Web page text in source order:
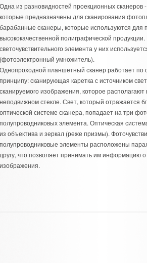
из разновидностей проекционных сканеров
предназначены для сканирования
сканеры, которые используются для
полиграфической
элемента у них
умножитель).
планшетный сканер работает по
сканирующая каретка с источником
изображения, которое
стекле. Свет, который отражается
системе сканера, попадает на три
элемента. Оптическая
объектива и зеркал (реже призмы).
элементы расположены
что позволяет принимать им информацию